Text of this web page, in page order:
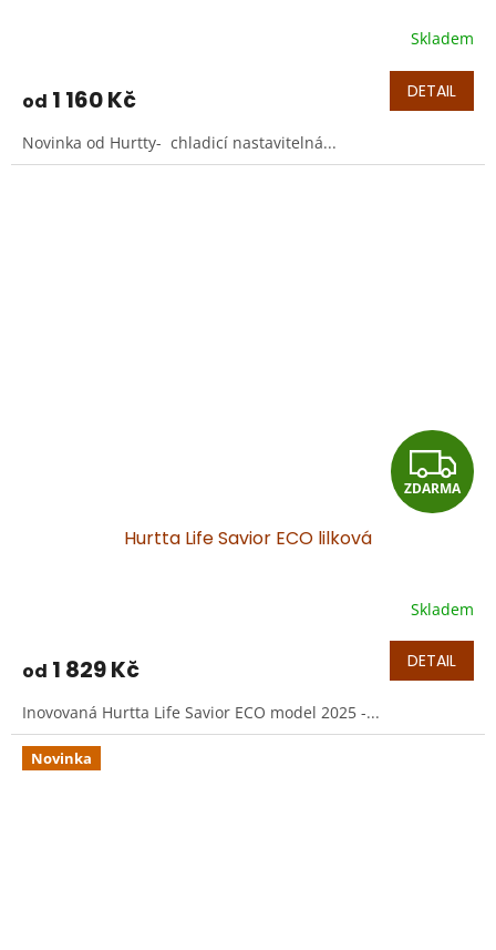
Skladem
od 1 160 Kč DETAIL
Novinka od Hurtty- chladicí nastavitelná...
Z
D
R
M
A
ZDARMA
Hurtta Life Savior ECO lilková
Skladem
od 1 829 Kč DETAIL
Inovovaná Hurtta Life Savior ECO model 2025 -...
Novinka